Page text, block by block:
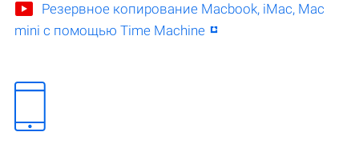
Резервное копирование Macbook, iMac, Mac
mini с помощью Time Machine